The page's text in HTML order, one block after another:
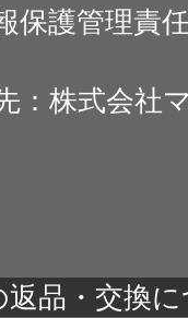
保護管理責
：株式会社
返品・交換